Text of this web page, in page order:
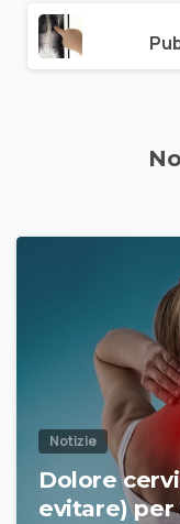
Notizie
Dolore
evitare)